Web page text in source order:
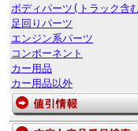
ボディパーツ(トラック含
足回りパーツ
エンジン系パーツ
コンポーネント
カー用品
カー用品以外